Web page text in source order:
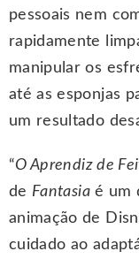
pessoais nem
rapidamente
manipular os
até as esponjas
um resultado
“O Aprendiz de
de Fantasiaé um
animação de
cuidado ao